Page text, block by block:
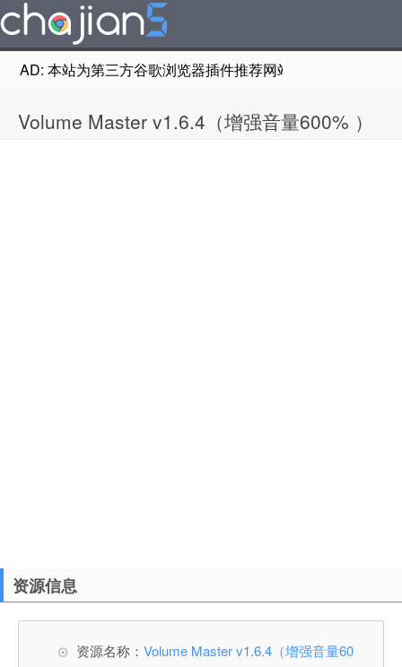
AD: 本站为第三方谷歌浏览器插件推荐网站，非Google
Volume Master v1.6.4（增强音量600% ）
资源信息
资源名称： Volume Master v1.6.4（增强音量60